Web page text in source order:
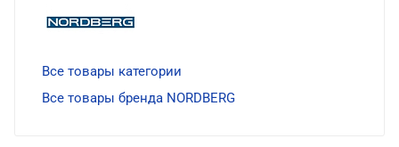
Все товары категории
Все товары бренда NORDBERG